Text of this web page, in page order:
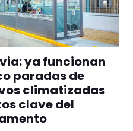
ya funcionan
paradas de
climatizadas
clave del